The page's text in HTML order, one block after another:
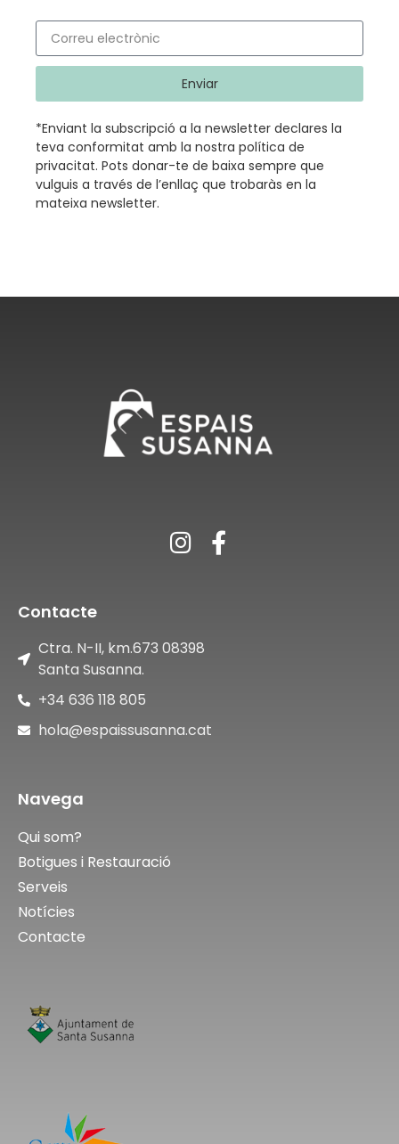
Enviar
*Enviant la subscripció a la newsletter declares la
teva conformitat amb la nostra política de
privacitat. Pots donar-te de baixa sempre que
vulguis a través de l’enllaç que trobaràs en la
mateixa newsletter.
Contacte
Ctra. N-II, km.673 08398
Santa Susanna.
+34 636 118 805
hola@espaissusanna.cat
Navega
Qui som?
Botigues i Restauració
Serveis
Notícies
Contacte